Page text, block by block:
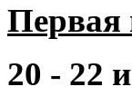
20 - 22